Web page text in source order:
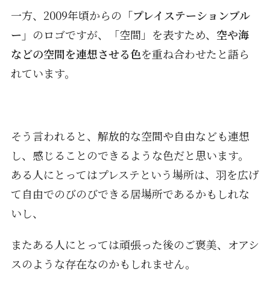
一方、2009年頃からの 「プレイステーションブル
ー」 のロゴですが、「空間」を表すため、 空や海
などの空間を連想させる色を重ね合わせたと語ら
れています。
そう言われると、解放的な空間や自由なども連想
し、感じることのできるような色だと思います。
ある人にとってはプレステという場所は、羽を広げ
て自由でのびのびできる居場所であるかもしれな
いし、
またある人にとっては頑張った後のご褒美、オアシ
スのような存在なのかもしれません。